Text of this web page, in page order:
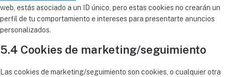
web, estás asociado a un ID único, pero estas cookies no crearán un
perfil de tu comportamiento e intereses para presentarte anuncios
personalizados.
5.4 Cookies de marketing/seguimiento
Las cookies de marketing/seguimiento son cookies, o cualquier otra